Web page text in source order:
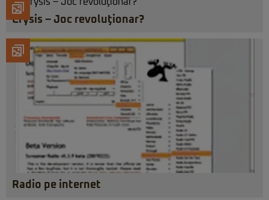
Crysis – Joc revoluţionar?
Radio pe internet